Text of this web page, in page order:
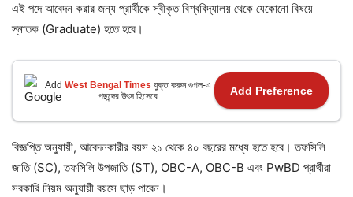
এই পদে আবেদন করার জন্য প্রার্থীকে স্বীকৃত বিশ্ববিদ্যালয় থেকে যেকোনো বিষয়ে
স্নাতক (Graduate) হতে হবে।
Add West Bengal Times যুক্ত করুন গুগল-এ
পছন্দের উৎস হিসেবে
Add Preference
বিজ্ঞপ্তি অনুযায়ী, আবেদনকারীর বয়স ২১ থেকে ৪০ বছরের মধ্যে হতে হবে। তফসিলি
জাতি (SC), তফসিলি উপজাতি (ST), OBC-A, OBC-B এবং PwBD প্রার্থীরা
সরকারি নিয়ম অনুযায়ী বয়সে ছাড় পাবেন।